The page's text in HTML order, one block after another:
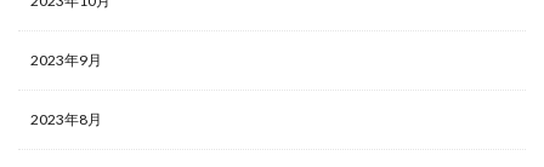
2023年9月
2023年8月